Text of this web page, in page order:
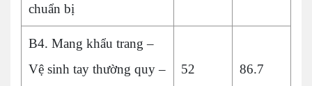
chuẩn bị
B4. Mang khẩu trang –
Vệ sinh tay thường quy –
52 86.7